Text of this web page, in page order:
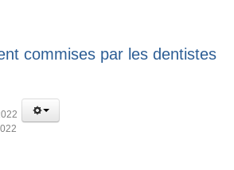
commises par les dentistes